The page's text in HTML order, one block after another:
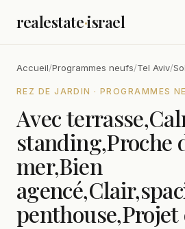
realestate·israel
Accueil/Programmes neufs/Tel Aviv/
REZ DE JARDIN · PROGRAMMES
Avec
standing,Proche
mer,Bien